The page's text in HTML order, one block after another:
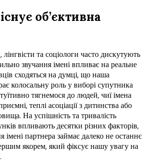
об’єктивна
та соціологи часто дискутують
звучання імені впливає на реальне
сходяться на думці, що наша
колосальну роль у виборі супутника
тягнемося до людей, чиї імена
теплі асоціації з дитинства або
На успішність та тривалість
впливають десятки різних факторів,
імені партнера займає далеко не останнє
якорем, який фіксує нашу увагу на